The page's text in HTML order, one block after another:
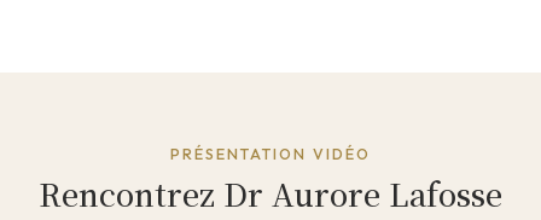
PRÉSENTATION VIDÉO
Rencontrez Dr Aurore Lafosse